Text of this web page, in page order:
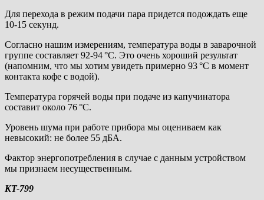
Для перехода в режим подачи пара придется подождать еще
10-15 секунд.
Согласно нашим измерениям, температура воды в заварочной
группе составляет 92-94 °C. Это очень хороший результат
(напомним, что мы хотим увидеть примерно 93 °C в момент
контакта кофе с водой).
Температура горячей воды при подаче из капучинатора
составит около 76 °C.
Уровень шума при работе прибора мы оцениваем как
невысокий: не более 55 дБА.
Фактор энергопотребления в случае с данным устройством
мы признаем несущественным.
KT-799